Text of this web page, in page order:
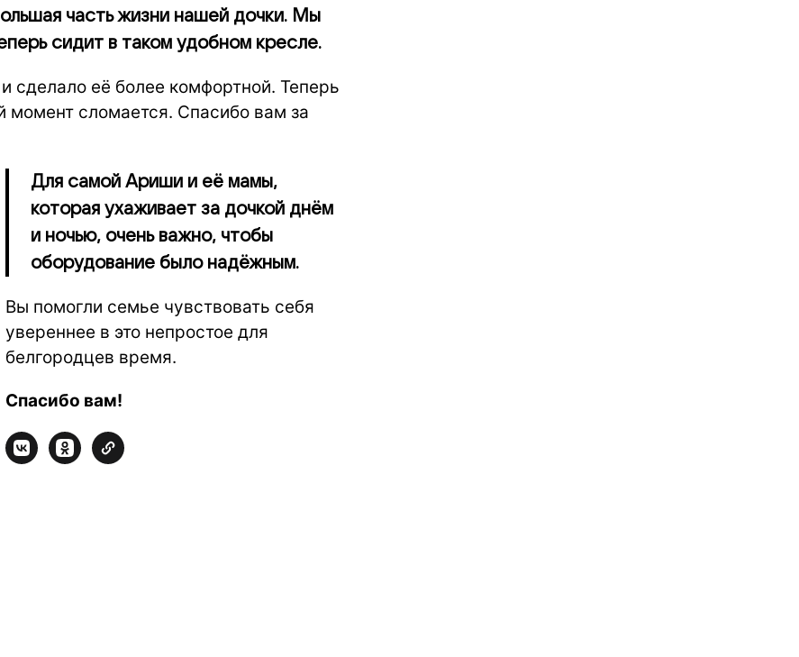
часть жизни нашей дочки. Мы
сидит в таком удобном кресле.
сделало её более комфортной. Теперь
сломается. Спасибо вам за
Для самой Ариши и её мамы,
которая ухаживает за дочкой днём
и ночью, очень важно, чтобы
оборудование было надёжным.
Вы помогли семье чувствовать себя
увереннее в это непростое для
белгородцев время.
Спасибо вам!